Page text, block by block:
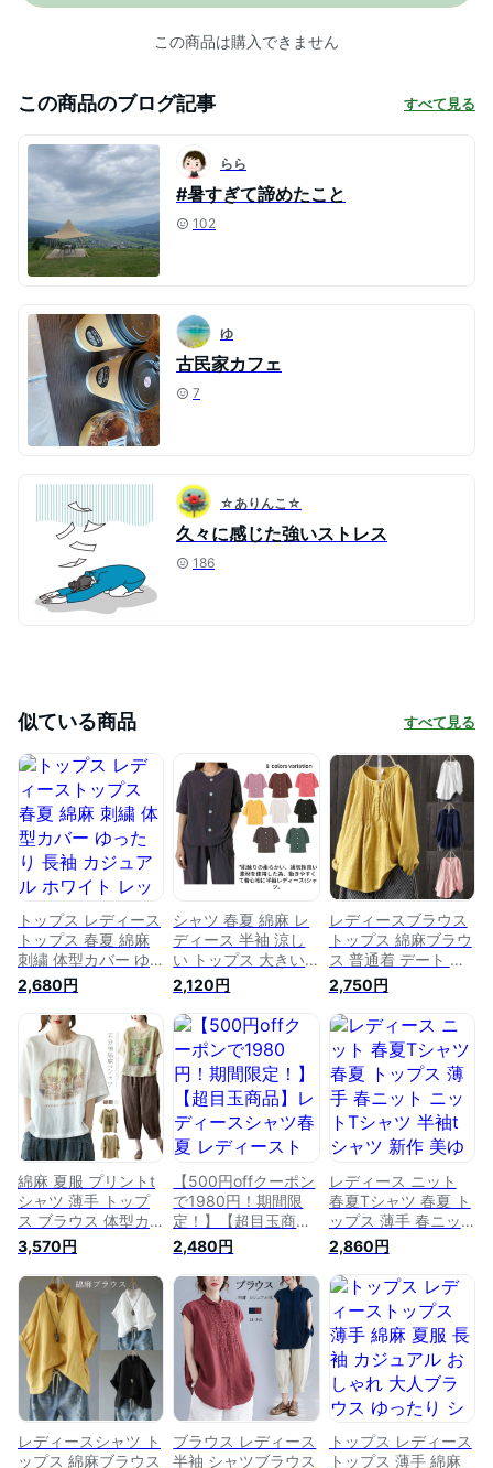
この商品は購入できません
この商品のブログ記事 すべて見る
らら
#暑すぎて諦めたこと
102
ゆ
古民家カフェ
7
☆ありんこ☆
久々に感じた強いストレス
186
似ている商品 すべて見る
トップス レディース
トップス 春夏 綿麻
刺繍 体型カバー ゆ
ったり 長袖 カジュ
アル ホワイト レッ
ド ライトブルー お
出かけ オシャレ フ
ァション 個性的 普
通着 可愛い 女性 上
品 シンプル 大人 人
気 夏服 デート 通勤
女子会 食事会
2,680円
シャツ 春夏 綿麻 レ
ディース 半袖 涼し
い トップス 大きい
サイズ ゆったり ブ
ラウス お出かけ オ
シャレ ファション
可愛い 女性 上品 シ
ンプル 大人 人気 個
性的 普通着 デート
通勤 女子会 食事会
カジュアル
2,120円
レディースブラウス
トップス 綿麻ブラウ
ス 普通着 デート 春
夏 通勤 女子会 長袖
お出かけ 上品 シン
プル カジュアル オ
シャレ ファション
可愛い 大きいサイズ
体型カバー チュニッ
ク リネンブラウス
綿麻シャツ
2,750円
綿麻 夏服 プリントt
シャツ 薄手 トップ
ス ブラウス 体型カ
バー クルーネック
お出かけ 5分袖 ゆっ
たり レディースTシ
ャツ 半袖 シンプル
大人 人気 五分袖Tシ
ャツ 送料無料 デー
ト 通勤 上品 可愛い
レトロ オシャレ
3,570円
【500円offクーポン
で1980円！期間限
定！】【超目玉商
品】レディースシャ
ツ春夏 レディースト
ップス 春夏 棉麻シ
ャツ 大きいサイズ
ゆったり 涼しい ブ
ラウス 半袖 オシャ
レ ファション 上品
シンプル 大人 人気
個性的 普通着 デー
ト 通勤 女子会 食事
会 カジュアル
2,480円
レディース ニット
春夏Tシャツ 春夏 ト
ップス 薄手 春ニッ
ト ニットTシャツ 半
袖tシャツ 新作 美ゆ
る 可愛い 上品 上質
春夏新作 通勤 オフ
ィス タイト ソフト
薄手トップス サマー
ニット 洗える 体型
カバー 大人トップス
ファション
2,860円
レディースシャツ ト
ップス 綿麻ブラウス
ブラウス レディース
半袖 シャツブラウス
トップス レディース
トップス 薄手 綿麻